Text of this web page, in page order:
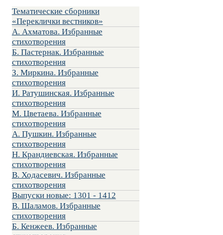
Тематические сборники
«Переклички вестников»
А. Ахматова. Избранные
стихотворения
Б. Пастернак. Избранные
стихотворения
З. Миркина. Избранные
стихотворения
И. Ратушинская. Избранные
стихотворения
М. Цветаева. Избранные
стихотворения
А. Пушкин. Избранные
стихотворения
Н. Крандиевская. Избранные
стихотворения
В. Ходасевич. Избранные
стихотворения
Выпуски новые: 1301 - 1412
В. Шаламов. Избранные
стихотворения
Б. Кенжеев. Избранные